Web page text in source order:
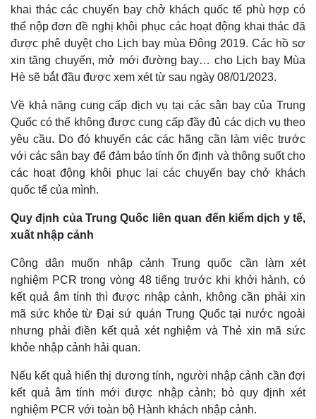
Pháp luật
Vụ án
Tin nóng
Tư vấn luật
Quân sự - Quốc phòng
Vũ khí
Việt Nam
Phân tích
khai thác các chuyến bay chở khách quốc tế phù hợp có
thể nộp đơn đề nghị khôi phục các hoạt động khai thác đã
được phê duyệt cho Lịch bay mùa Đông 2019. Các hồ sơ
xin tăng chuyến, mở mới đường bay… cho Lịch bay Mùa
Hè sẽ bắt đầu được xem xét từ sau ngày 08/01/2023.
Về khả năng cung cấp dịch vụ tại các sân bay của Trung
Quốc có thể không được cung cấp đầy đủ các dịch vụ theo
yêu cầu. Do đó khuyến các các hãng cần làm việc trước
với các sân bay để đảm bảo tính ổn định và thông suốt cho
các hoạt động khôi phục lại các chuyến bay chở khách
quốc tế của mình.
Quy định của Trung Quốc liên quan đến kiểm dịch y tế,
xuất nhập cảnh
Công dân muốn nhập cảnh Trung quốc cần làm xét
nghiệm PCR trong vòng 48 tiếng trước khi khởi hành, có
kết quả âm tính thì được nhập cảnh, không cần phải xin
mã sức khỏe từ Đại sứ quán Trung Quốc tại nước ngoài
nhưng phải điền kết quả xét nghiệm và Thẻ xin mã sức
khỏe nhập cảnh hải quan.
Nếu kết quả hiển thị dương tính, người nhập cảnh cần đợi
kết quả âm tính mới được nhập cảnh; bỏ quy định xét
nghiệm PCR với toàn bộ Hành khách nhập cảnh.